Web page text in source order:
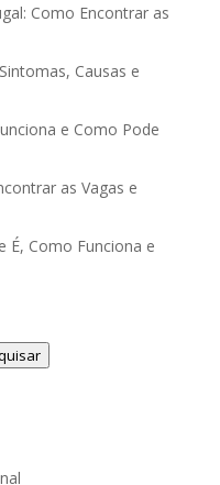
Como Encontrar as
Causas e
e Como Pode
as Vagas e
É, Como Funciona e